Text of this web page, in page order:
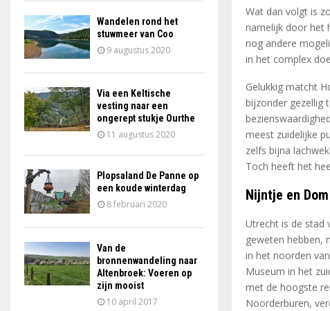
Wat dan volgt is
namelijk door het
nog andere
in het complex
Gelukkig matcht
bijzonder gezellig
meest zuidelijke
zelfs bijna
Toch heeft het
Nijntje en Dom
Utrecht is de stad
geweten hebben,
in het noorden
Museum in het
met de hoogste
Noorderburen,
Wandelen rond het
stuwmeer van Coo
9 augustus 2020
Via een Keltische
vesting naar een
ongerept stukje Ourthe
11 augustus 2020
Plopsaland De Panne op
een koude winterdag
8 februari 2020
Van de
bronnenwandeling naar
Altenbroek: Voeren op
zijn mooist
10 april 2017